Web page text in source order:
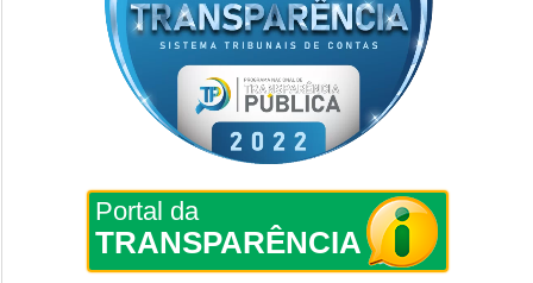
Portal da
TRANSPARÊNCIA